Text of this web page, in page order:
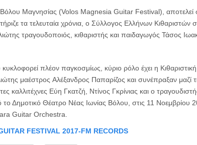
Μαγνησίας (Volos Magnesia Guitar Festival), αποτελεί
τα τελευταία χρόνια, ο Σύλλογος Ελλήνων Κιθαριστών
τραγουδοποιός, κιθαριστής και παιδαγωγός Τάσος
πλέον παγκοσμίως, κύριο ρόλο έχει η
μαέστρος Αλέξανδρος Παπαρίζος και συνέπραξαν μαζί
καλλιτέχνες Εύη Γκατζή, Ντίνος Γκρίνιας και ο
το Δημοτικό Θέατρο Νέας Ιωνίας Βόλου, στις 11 Νοεμβρίου
Guitar Orchestra.
FESTIVAL 2017-FM RECORDS